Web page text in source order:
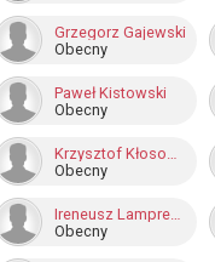
Grzegorz Gajewski
Obecny
Paweł Kistowski
Obecny
Krzysztof Kłosowski
Obecny
Ireneusz Lamprecht
Obecny